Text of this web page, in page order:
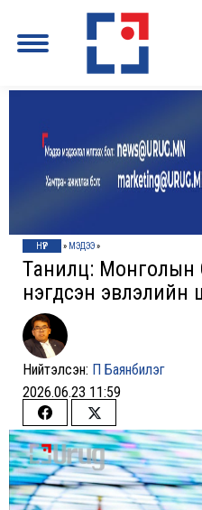
НҮҮР » МЭДЭЭ»
Танилц: Монголын
нэгдсэн эвлэлийн
Нийтэлсэн: П Баянбилэг
2026.06.23 11:59
Share
on
Facebook
Share
on
Twitter